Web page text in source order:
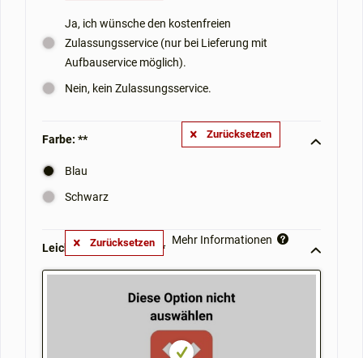
Ja, ich wünsche den kostenfreien
Zulassungsservice (nur bei Lieferung mit
Aufbauservice möglich).
Nein, kein Zulassungsservice.
Farbe: **
Blau
Schwarz
Zurücksetzen
Leichtgewichtrollator **
Zurücksetzen Mehr Informationen